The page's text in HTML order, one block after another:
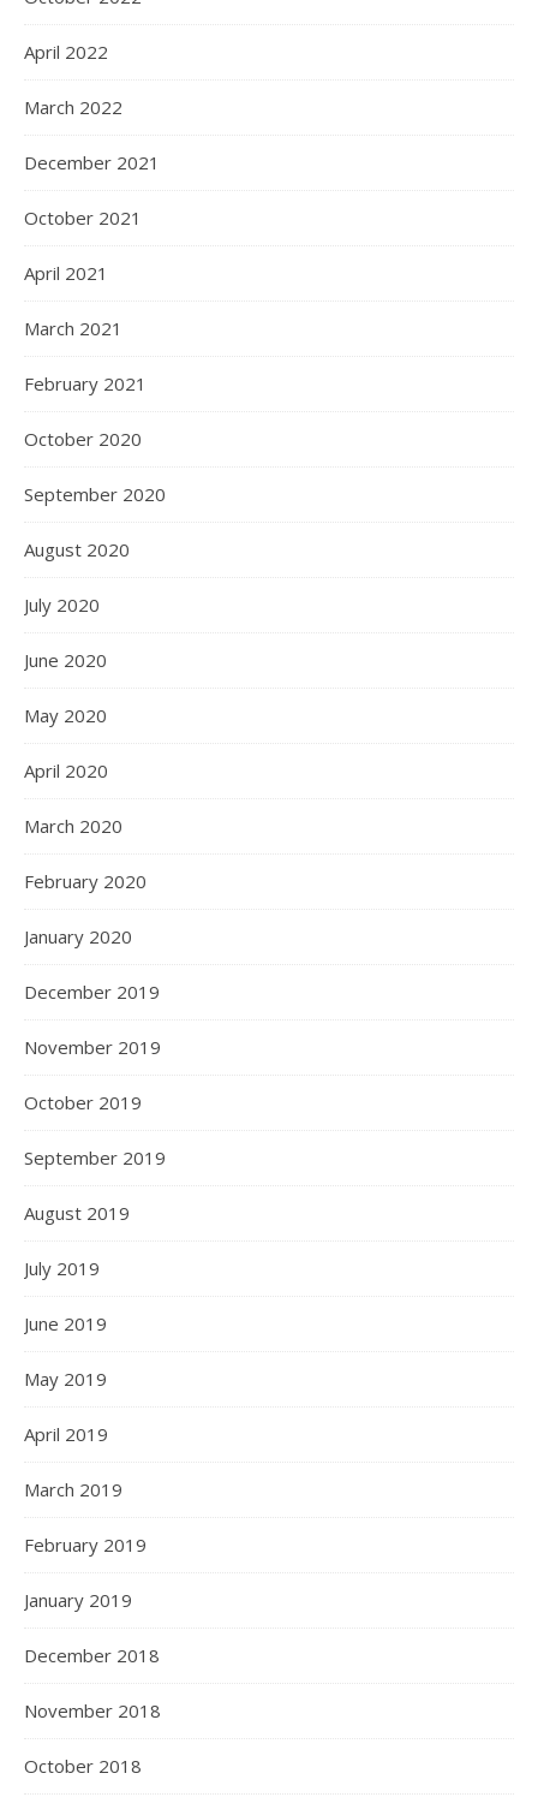
April 2022
March 2022
December 2021
October 2021
April 2021
March 2021
February 2021
October 2020
September 2020
August 2020
July 2020
June 2020
May 2020
April 2020
March 2020
February 2020
January 2020
December 2019
November 2019
October 2019
September 2019
August 2019
July 2019
June 2019
May 2019
April 2019
March 2019
February 2019
January 2019
December 2018
November 2018
October 2018